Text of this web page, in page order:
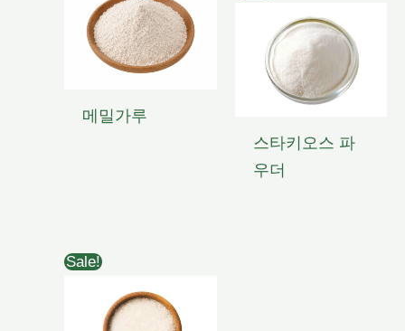
메밀가루
스타키오스 파
우더
Sale!